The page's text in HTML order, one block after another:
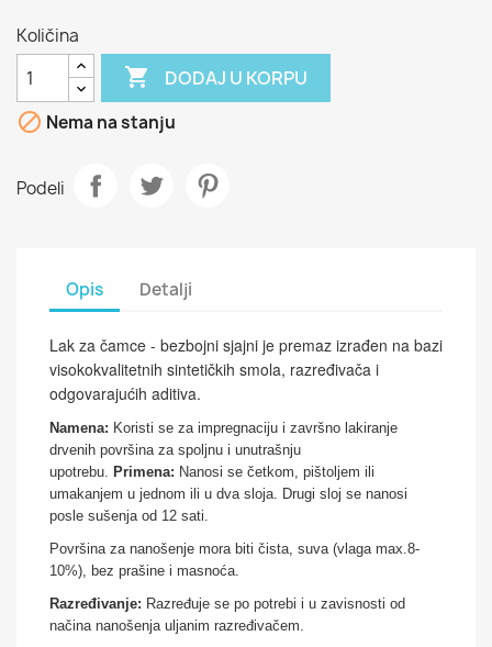
Količina
 DODAJ U KORPU
 Nema na stanju
Podeli
Opis Detalji
Lak za čamce - bezbojni sjajni je premaz izrađen na bazi
visokokvalitetnih sintetičkih smola, razređivača i
odgovarajućih aditiva.
Namena: Koristi se za impregnaciju i završno lakiranje
drvenih površina za spoljnu i unutrašnju
upotrebu. Primena: Nanosi se četkom, pištoljem ili
umakanjem u jednom ili u dva sloja. Drugi sloj se nanosi
posle sušenja od 12 sati.
Površina za nanošenje mora biti čista, suva (vlaga max.8-
10%), bez prašine i masnoća.
Razređivanje: Razređuje se po potrebi i u zavisnosti od
načina nanošenja uljanim razređivačem.